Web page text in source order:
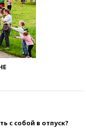
с собой в отпуск?